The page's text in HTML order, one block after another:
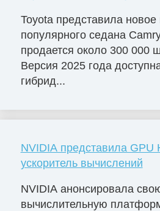
Toyota представила новое
популярного седана
продается около 300 000
Версия 2025 года
гибрид...
NVIDIA представила
ускоритель вычислений
NVIDIA анонсировала
вычислительную